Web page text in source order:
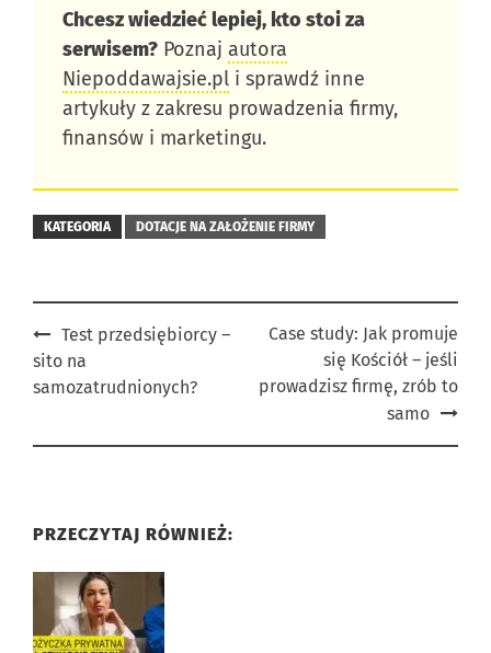
Chcesz wiedzieć lepiej, kto stoi za
serwisem? Poznaj autora
Niepoddawajsie.pl i sprawdź inne
artykuły z zakresu prowadzenia firmy,
finansów i marketingu.
KATEGORIA DOTACJE NA ZAŁOŻENIE FIRMY
Post
navigation
Test przedsiębiorcy –
sito na
samozatrudnionych?
Case study: Jak promuje
się Kościół – jeśli
prowadzisz firmę, zrób to
samo
PRZECZYTAJ RÓWNIEŻ: